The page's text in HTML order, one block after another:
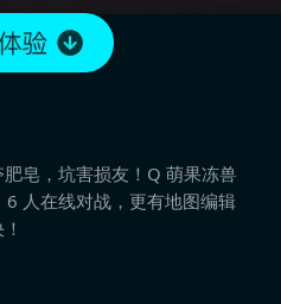
皂，坑害损友！Q 萌果冻兽
人在线对战，更有地图编辑